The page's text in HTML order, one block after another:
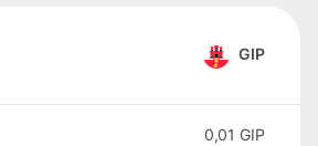
GIP
0,01 GIP